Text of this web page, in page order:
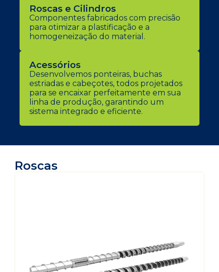
Roscas e Cilindros
Componentes fabricados com precisão
para otimizar a plastificação e a
homogeneização do material.
Acessórios
Desenvolvemos ponteiras, buchas
estriadas e cabeçotes, todos projetados
para se encaixar perfeitamente em sua
linha de produção, garantindo um
sistema integrado e eficiente.
Roscas